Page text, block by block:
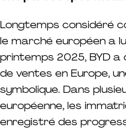
Longtemps considéré
le marché européen a
printemps 2025, BYD a
de ventes en Europe,
symbolique. Dans
européenne, les
enregistré des